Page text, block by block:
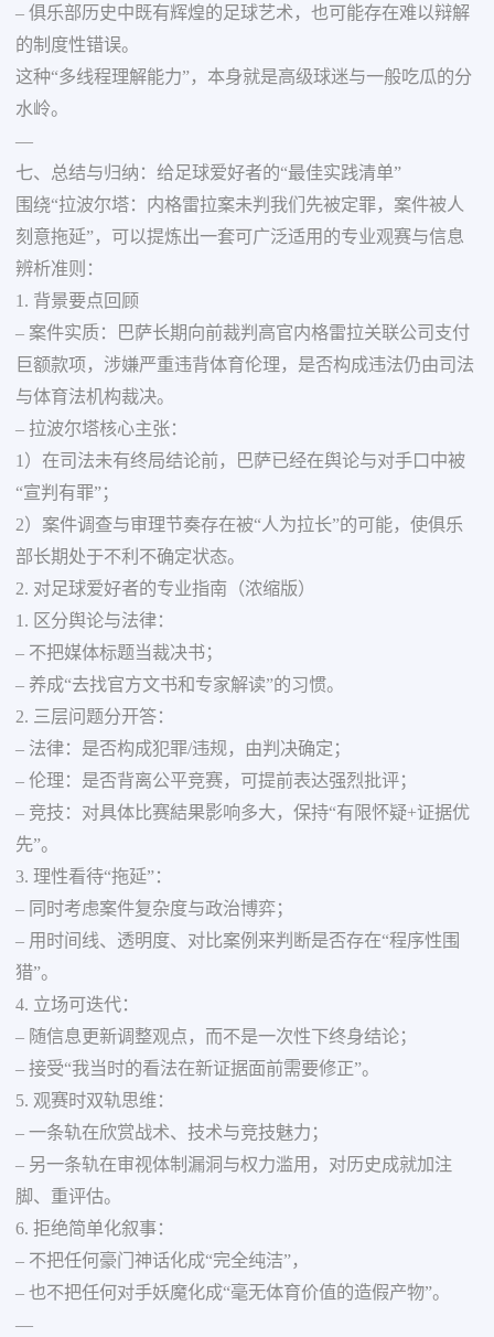
– 俱乐部历史中既有辉煌的足球艺术，也可能存在难以辩解
的制度性错误。
这种“多线程理解能力”，本身就是高级球迷与一般吃瓜的分
水岭。
—
七、总结与归纳：给足球爱好者的“最佳实践清单”
围绕“拉波尔塔：内格雷拉案未判我们先被定罪，案件被人
刻意拖延”，可以提炼出一套可广泛适用的专业观赛与信息
辨析准则：
1. 背景要点回顾
– 案件实质：巴萨长期向前裁判高官内格雷拉关联公司支付
巨额款项，涉嫌严重违背体育伦理，是否构成违法仍由司法
与体育法机构裁决。
– 拉波尔塔核心主张：
1）在司法未有终局结论前，巴萨已经在舆论与对手口中被
“宣判有罪”；
2）案件调查与审理节奏存在被“人为拉长”的可能，使俱乐
部长期处于不利不确定状态。
2. 对足球爱好者的专业指南（浓缩版）
1. 区分舆论与法律：
– 不把媒体标题当裁决书；
– 养成“去找官方文书和专家解读”的习惯。
2. 三层问题分开答：
– 法律：是否构成犯罪/违规，由判决确定；
– 伦理：是否背离公平竞赛，可提前表达强烈批评；
– 竞技：对具体比赛結果影响多大，保持“有限怀疑+证据优
先”。
3. 理性看待“拖延”：
– 同时考虑案件复杂度与政治博弈；
– 用时间线、透明度、对比案例来判断是否存在“程序性围
猎”。
4. 立场可迭代：
– 随信息更新调整观点，而不是一次性下终身结论；
– 接受“我当时的看法在新证据面前需要修正”。
5. 观赛时双轨思维：
– 一条轨在欣赏战术、技术与竞技魅力；
– 另一条轨在审视体制漏洞与权力滥用，对历史成就加注
脚、重评估。
6. 拒绝简单化叙事：
– 不把任何豪门神话化成“完全纯洁”，
– 也不把任何对手妖魔化成“毫无体育价值的造假产物”。
—